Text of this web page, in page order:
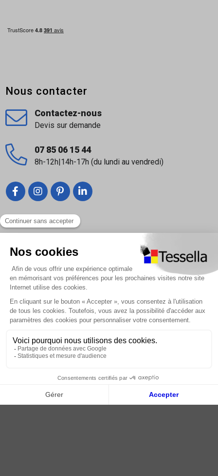
Liens utiles
Nous contacter
À propos
Paiement sécurisé
Livraison | Retour client
Nos tutos
Connexion / Inscription
Nous contacter
Contactez-nous
Devis sur demande
07 85 06 15 44
8h-12h|14h-17h (du lundi au vendredi)
2018 - 2026 © Tessella, Tous droits réservés